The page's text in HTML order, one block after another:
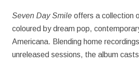
Seven Day Smile offers a collection
coloured by dream pop,
Americana. Blending home
unreleased sessions, the album